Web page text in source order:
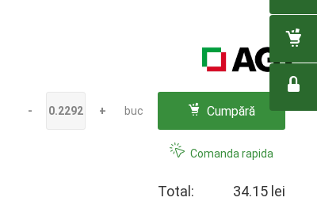
- + buc Cumpără
Comanda rapida
Total: 34.15 lei